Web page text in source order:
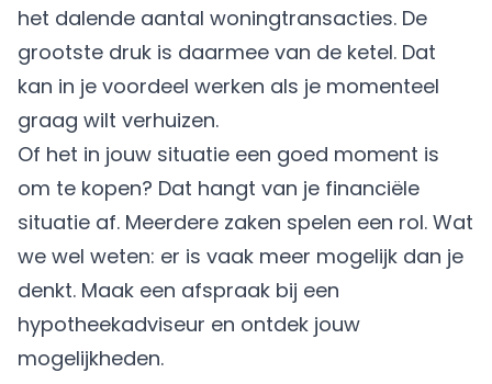
het dalende aantal woningtransacties. De
grootste druk is daarmee van de ketel. Dat
kan in je voordeel werken als je momenteel
graag wilt verhuizen.
Of het in jouw situatie een goed moment is
om te kopen? Dat hangt van je financiële
situatie af. Meerdere zaken spelen een rol. Wat
we wel weten: er is vaak meer mogelijk dan je
denkt. Maak een afspraak bij een
hypotheekadviseur en ontdek jouw
mogelijkheden.